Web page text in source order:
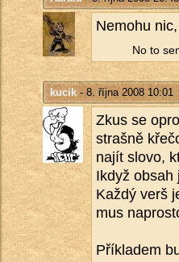
Ne­mo­hu
No to
kucik- 8. října 2008 10:01
Zkus se
straš­ně
najít slovo,
Ikdyž obsah
Každý verš
mus
Pří­kla­dem